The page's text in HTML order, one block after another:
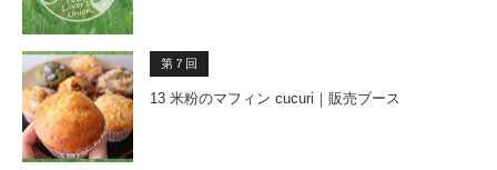
第７回
13 米粉のマフィン cucuri｜販売ブース